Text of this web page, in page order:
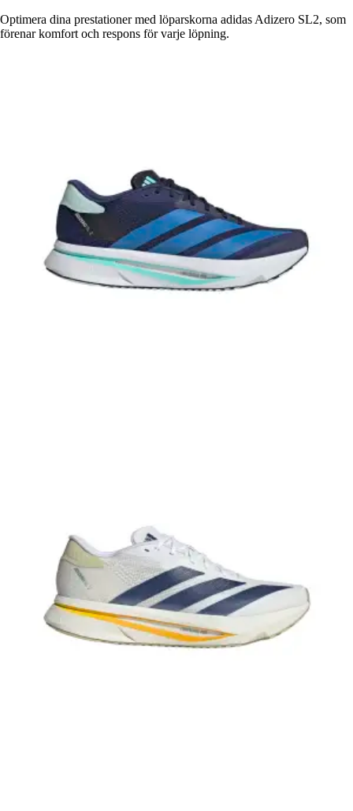
Optimera dina prestationer med löparskorna adidas Adizero SL2, som
förenar komfort och respons för varje löpning.